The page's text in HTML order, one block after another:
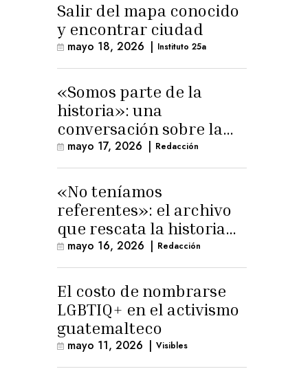
Salir del mapa conocido
y encontrar ciudad
mayo 18, 2026 | Instituto 25a
«Somos parte de la
historia»: una
conversación sobre la
memoria trans
masculina
mayo 17, 2026 | Redacción
«No teníamos
referentes»: el archivo
que rescata la historia
trans masculina en
Latinoamérica
mayo 16, 2026 | Redacción
El costo de nombrarse
LGBTIQ+ en el activismo
guatemalteco
mayo 11, 2026 | Visibles